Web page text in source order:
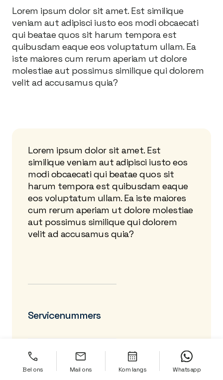
Lorem ipsum dolor sit amet. Est similique
veniam aut adipisci iusto eos modi obcaecati
qui beatae quos sit harum tempora est
quibusdam eaque eos voluptatum ullam. Ea
iste maiores cum rerum aperiam ut dolore
molestiae aut possimus similique qui dolorem
velit ad accusamus quia?
Lorem ipsum dolor sit amet. Est
similique veniam aut adipisci iusto eos
modi obcaecati qui beatae quos sit
harum tempora est quibusdam eaque
eos voluptatum ullam. Ea iste maiores
cum rerum aperiam ut dolore molestiae
aut possimus similique qui dolorem
velit ad accusamus quia?
Servicenummers
Bel ons nu
Bel ons Mail ons Kom langs Whatsapp